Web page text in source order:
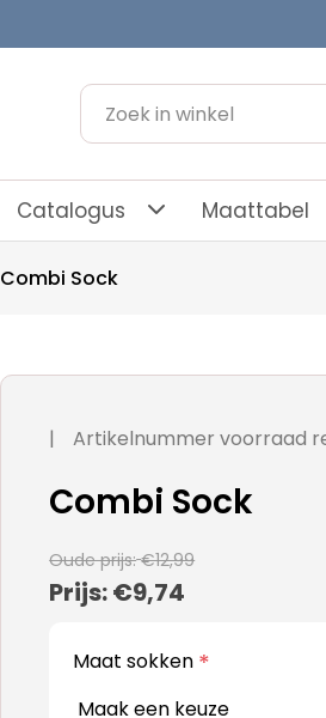
Catalogus Maattabel
Combi Sock
| Artikelnummer voorraad
Combi Sock
Oude prijs: €12,99
Prijs:€9,74
Maat sokken *